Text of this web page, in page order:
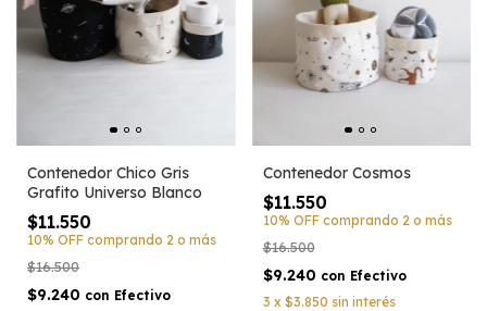
Contenedor Chico Gris
Grafito Universo Blanco
$11.550
10% OFF comprando 2 o más
$16.500
$9.240 con Efectivo
Contenedor Cosmos
$11.550
10% OFF comprando 2 o más
$16.500
$9.240 con Efectivo
3 x $3.850 sin interés